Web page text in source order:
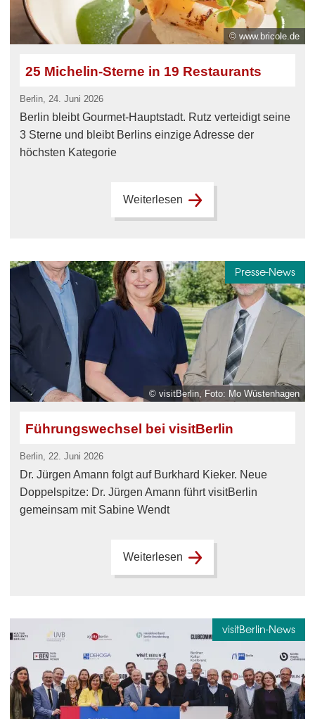
© www.bricole.de
25 Michelin-Sterne in 19 Restaurants
Berlin, 24. Juni 2026
Berlin bleibt Gourmet-Hauptstadt. Rutz verteidigt seine
3 Sterne und bleibt Berlins einzige Adresse der
höchsten Kategorie
Weiterlesen
© visitBerlin, Foto: Mo Wüstenhagen
Presse-News
Führungswechsel bei visitBerlin
Berlin, 22. Juni 2026
Dr. Jürgen Amann folgt auf Burkhard Kieker. Neue
Doppelspitze: Dr. Jürgen Amann führt visitBerlin
gemeinsam mit Sabine Wendt
Weiterlesen
visitBerlin-News